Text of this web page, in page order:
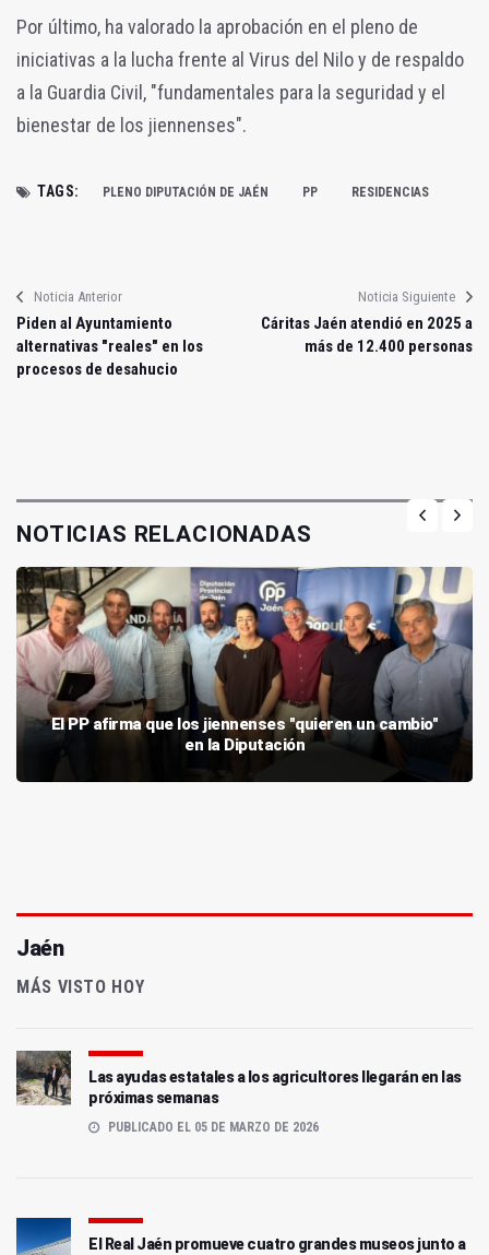
Por último, ha valorado la aprobación en el pleno de
iniciativas a la lucha frente al Virus del Nilo y de respaldo
a la Guardia Civil, "fundamentales para la seguridad y el
bienestar de los jiennenses".
TAGS: PLENO DIPUTACIÓN DE JAÉN PP RESIDENCIAS
Noticia Anterior
Piden al Ayuntamiento
alternativas "reales" en los
procesos de desahucio
Noticia Siguiente
Cáritas Jaén atendió en 2025 a
más de 12.400 personas
NOTICIAS RELACIONADAS
El PP afirma que los jiennenses "quieren un cambio"
en la Diputación
Jaén
MÁS VISTO HOY
Las ayudas estatales a los agricultores llegarán en las
próximas semanas
PUBLICADO EL 05 DE MARZO DE 2026
El Real Jaén promueve cuatro grandes museos junto a